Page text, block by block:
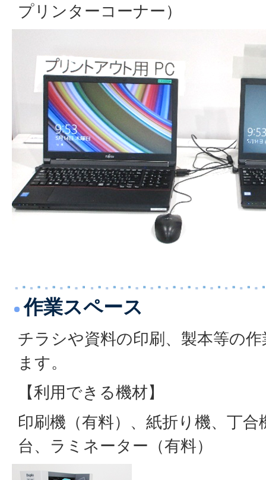
プリンターコーナー）
作業スペース
チラシや資料の印刷、製本等の
ます。
【利用できる機材】
印刷機（有料）、紙折り機、丁
台、ラミネーター（有料）